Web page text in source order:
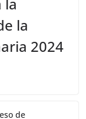
la
2024
de